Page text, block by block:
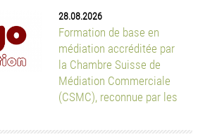
31.08.2026-05.09.2026